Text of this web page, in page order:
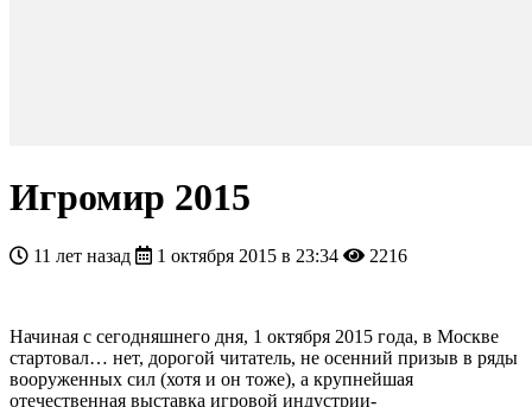
Игромир 2015
11 лет назад 1 октября 2015 в 23:34 2216
Начиная с сегодняшнего дня, 1 октября 2015 года, в Москве
стартовал… нет, дорогой читатель, не осенний призыв в ряды
вооруженных сил (хотя и он тоже), а крупнейшая
отечественная выставка игровой индустрии-